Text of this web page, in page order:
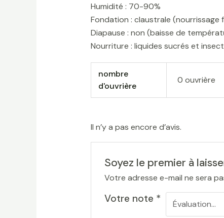
Humidité : 70-90%
Fondation : claustrale (nourrissage
Diapause : non (baisse de
Nourriture : liquides sucrés et
nombre
d'ouvrière
0 ouvrière
Il n’y a pas encore d’avis.
Soyez le premier à
Votre adresse e-mail ne sera
Votre note *